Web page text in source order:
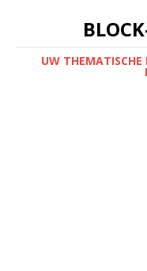
UW THEMATISCHE